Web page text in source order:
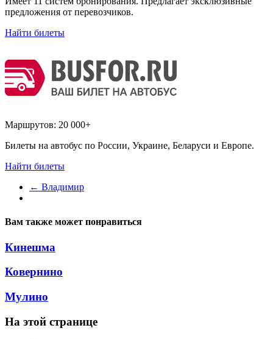
предложения от перевозчиков.
Найти билеты
Маршрутов: 20 000+
Билеты на автобус по России, Украине, Беларуси и Европе.
Найти билеты
← Владимир
Вам также может понравиться
Кинешма
Ковернино
Мулино
На этой странице